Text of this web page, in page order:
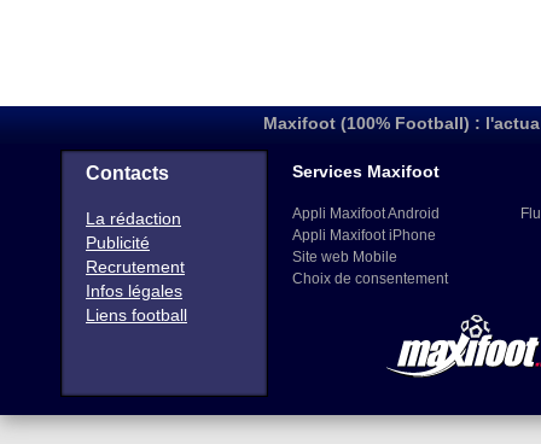
Maxifoot (100% Football) :
Contacts
La rédaction
Publicité
Recrutement
Infos légales
Liens football
Services Maxifoot
Appli Maxifoot Android
Appli Maxifoot iPhone
Site web Mobile
Choix de consentement